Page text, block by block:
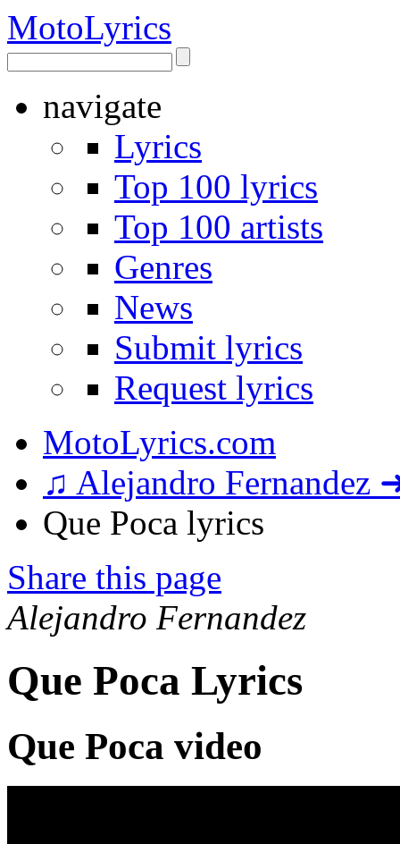
MotoLyrics
navigate
Lyrics
Top 100 lyrics
Top 100 artists
Genres
News
Submit lyrics
Request lyrics
MotoLyrics.com
♫ Alejandro Fernandez
Que Poca lyrics
Share this page
Alejandro Fernandez
Que Poca Lyrics
Que Poca video